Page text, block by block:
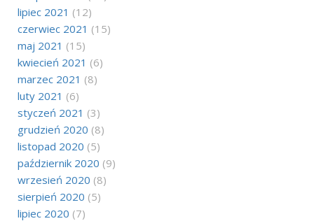
lipiec 2021 (12)
czerwiec 2021 (15)
maj 2021 (15)
kwiecień 2021 (6)
marzec 2021 (8)
luty 2021 (6)
styczeń 2021 (3)
grudzień 2020 (8)
listopad 2020 (5)
październik 2020 (9)
wrzesień 2020 (8)
sierpień 2020 (5)
lipiec 2020 (7)